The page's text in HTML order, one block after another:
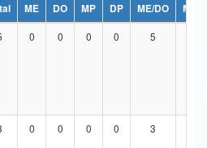
e Comunicações
ME DO MP DP ME/DO
MP/
0 0 0 0 5
0 0 0 0 3